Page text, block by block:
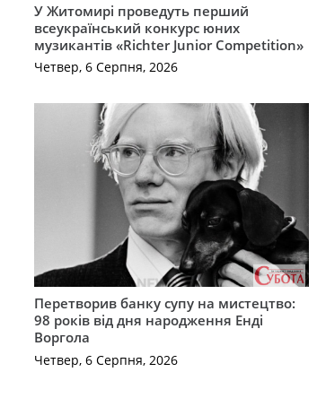
У Житомирі проведуть перший
всеукраїнський конкурс юних
музикантів «Richter Junior Competition»
Четвер, 6 Серпня, 2026
Перетворив банку супу на мистецтво:
98 років від дня народження Енді
Воргола
Четвер, 6 Серпня, 2026